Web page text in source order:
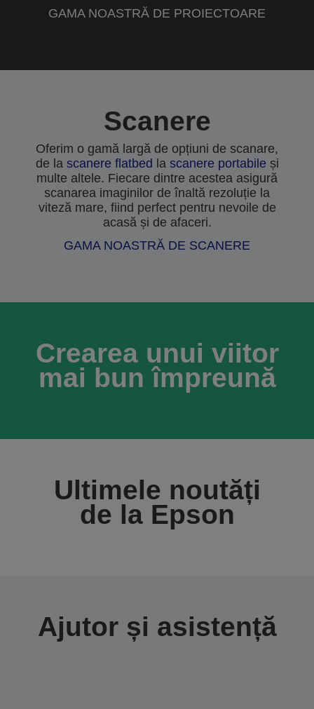
GAMA NOASTRĂ DE PROIECTOARE
Scanere
Oferim o gamă largă de opțiuni de scanare,
de la scanere flatbed la scanere portabile și
multe altele. Fiecare dintre acestea asigură
scanarea imaginilor de înaltă rezoluție la
viteză mare, fiind perfect pentru nevoile de
acasă și de afaceri.
GAMA NOASTRĂ DE SCANERE
Crearea unui viitor
mai bun împreună
Ultimele noutăți
de la Epson
Ajutor și asistență